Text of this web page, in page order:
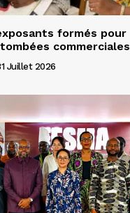
formés pour
commerciales
Juillet 2026